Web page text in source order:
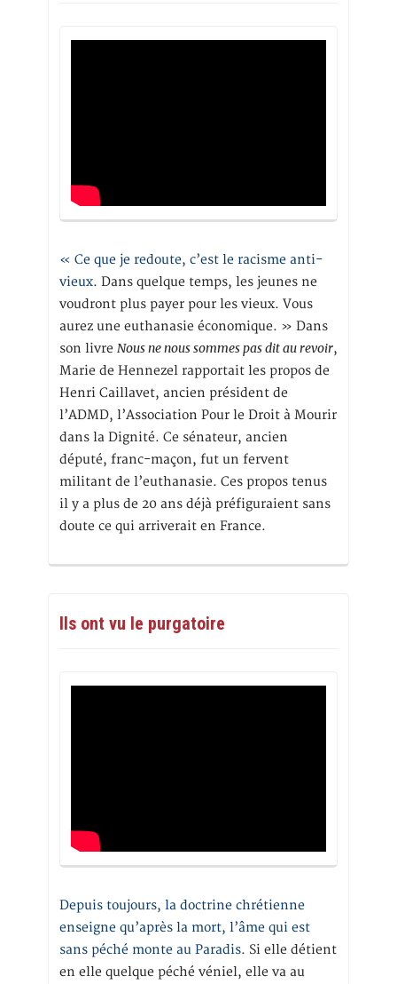
« Ce que je redoute, c’est le racisme anti-
vieux. Dans quelque temps, les jeunes ne
voudront plus payer pour les vieux. Vous
aurez une euthanasie économique. » Dans
son livre Nous ne nous sommes pas dit au revoir,
Marie de Hennezel rapportait les propos de
Henri Caillavet, ancien président de
l’ADMD, l’Association Pour le Droit à Mourir
dans la Dignité. Ce sénateur, ancien
député, franc-maçon, fut un fervent
militant de l’euthanasie. Ces propos tenus
il y a plus de 20 ans déjà préfiguraient sans
doute ce qui arriverait en France.
Ils ont vu le purgatoire
Depuis toujours, la doctrine chrétienne
enseigne qu’après la mort, l’âme qui est
sans péché monte au Paradis. Si elle détient
en elle quelque péché véniel, elle va au